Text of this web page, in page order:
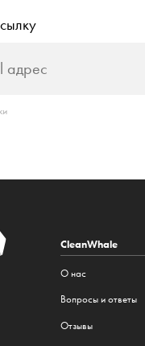
CleanWhale
О нас
Вопросы и ответы
Отзывы